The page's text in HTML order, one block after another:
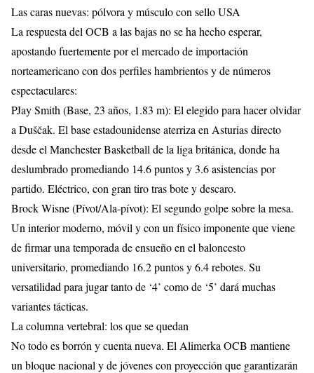
​Las caras nuevas: pólvora y músculo con sello USA
​La respuesta del OCB a las bajas no se ha hecho esperar,
apostando fuertemente por el mercado de importación
norteamericano con dos perfiles hambrientos y de números
espectaculares:
​PJay Smith (Base, 23 años, 1.83 m): El elegido para hacer olvidar
a Duščak. El base estadounidense aterriza en Asturias directo
desde el Manchester Basketball de la liga británica, donde ha
deslumbrado promediando 14.6 puntos y 3.6 asistencias por
partido. Eléctrico, con gran tiro tras bote y descaro.
​Brock Wisne (Pívot/Ala-pívot): El segundo golpe sobre la mesa.
Un interior moderno, móvil y con un físico imponente que viene
de firmar una temporada de ensueño en el baloncesto
universitario, promediando 16.2 puntos y 6.4 rebotes. Su
versatilidad para jugar tanto de ‘4’ como de ‘5’ dará muchas
variantes tácticas.
​La columna vertebral: los que se quedan
​No todo es borrón y cuenta nueva. El Alimerka OCB mantiene
un bloque nacional y de jóvenes con proyección que garantizarán